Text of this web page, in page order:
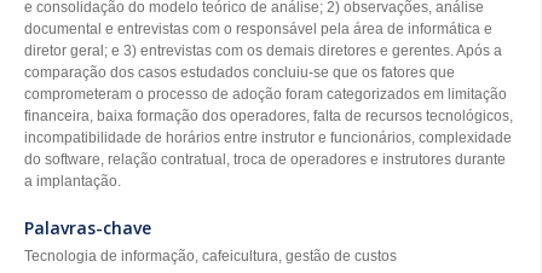
e consolidação do modelo teórico de análise; 2) observações, análise
documental e entrevistas com o responsável pela área de informática e
diretor geral; e 3) entrevistas com os demais diretores e gerentes. Após a
comparação dos casos estudados concluiu-se que os fatores que
comprometeram o processo de adoção foram categorizados em limitação
financeira, baixa formação dos operadores, falta de recursos tecnológicos,
incompatibilidade de horários entre instrutor e funcionários, complexidade
do software, relação contratual, troca de operadores e instrutores durante
a implantação.
Palavras-chave
Tecnologia de informação, cafeicultura, gestão de custos